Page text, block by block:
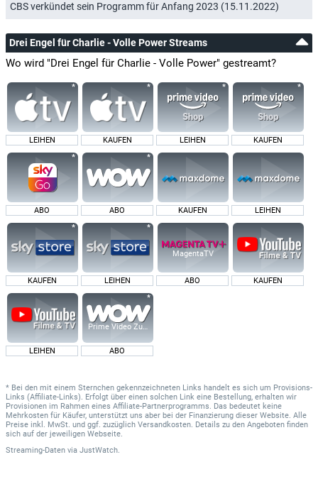
CBS verkündet sein Programm für Anfang 2023 (15.11.2022)
Drei Engel für Charlie - Volle Power Streams
Wo wird "Drei Engel für Charlie - Volle Power" gestreamt?
LEIHEN KAUFEN LEIHEN KAUFEN
ABO ABO KAUFEN LEIHEN
KAUFEN LEIHEN
MagentaTV
ABO KAUFEN
LEIHEN
Prime Video Zusatz-Kanäle
ABO
* Bei den mit einem Sternchen gekennzeichneten Links handelt es sich um Provisions-
Links (Affiliate-Links). Erfolgt über einen solchen Link eine Bestellung, erhalten wir
Provisionen im Rahmen eines Affiliate-Partnerprogramms. Das bedeutet keine
Mehrkosten für Käufer, unterstützt uns aber bei der Finanzierung dieser Website. Alle
Preise inkl. MwSt. und ggf. zuzüglich Versandkosten. Details zu den Angeboten finden
sich auf der jeweiligen Webseite.
Streaming-Daten via JustWatch.